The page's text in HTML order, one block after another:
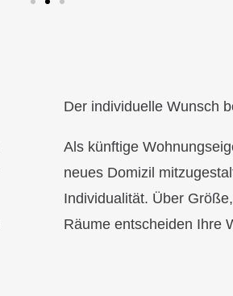
Der individuelle Wunsch
Als künftige
neues Domizil
Individualität. Über
Räume entscheiden Ihre